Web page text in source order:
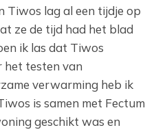
Tiwos lag al een tijdje op
ze de tijd had het blad
ik las dat Tiwos
testen van
verwarming heb ik
is samen met Fectum
geschikt was en